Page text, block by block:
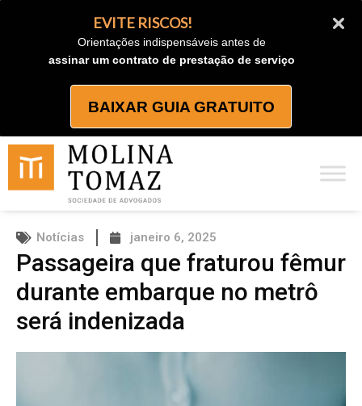
EVITE RISCOS!
Orientações indispensáveis antes de
assinar um contrato de prestação de serviço
BAIXAR GUIA GRATUITO
Notícias janeiro 6, 2025
Passageira que fraturou fêmur
durante embarque no metrô
será indenizada